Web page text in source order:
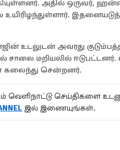
அதில் ஒருவர்,
உடலுடன் அவரது
சாலை மறியலில்
கலைந்து சென்றனர்.
வெளிநாட்டு செய்திகளை
இல் இணையுங்கள்.